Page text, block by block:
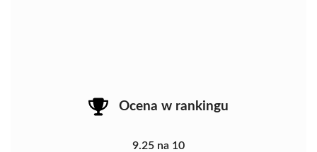
Ocena w rankingu
9.25 na 10